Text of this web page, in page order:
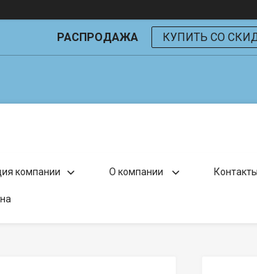
РАСПРОДАЖА КУПИТЬ СО
компании О компании Контакты